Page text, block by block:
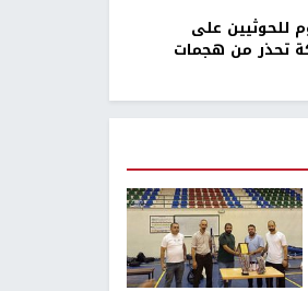
هجوم للحوثيين على
تحذر من هجمات